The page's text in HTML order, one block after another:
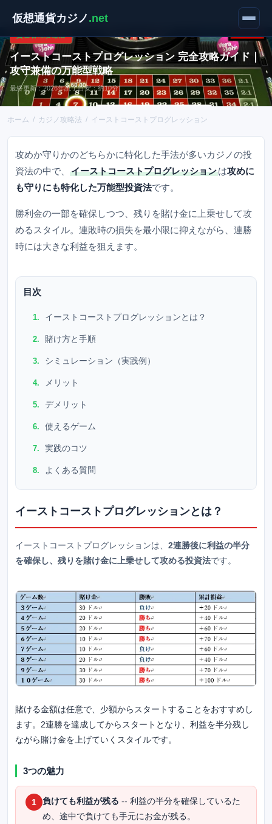
仮想通貨カジノ .net
資金管理攻略法
イーストコーストプログレッション 完全攻略ガイド｜
攻守兼備の万能型戦略
最終更新：2026年読了目安：約10分
ホーム / カジノ攻略法 / イーストコーストプログレッション
攻めか守りかのどちらかに特化した手法が多いカジノの投
資法の中で、
イーストコーストプログレッションは攻めに
も守りにも特化した万能型投資法です。
勝利金の一部を確保しつつ、残りを賭け金に上乗せして攻
めるスタイル。連敗時の損失を最小限に抑えながら、連勝
時には大きな利益を狙えます。
目次
イーストコーストプログレッションとは？
賭け方と手順
シミュレーション（実践例）
メリット
デメリット
使えるゲーム
実践のコツ
よくある質問
イーストコーストプログレッションとは？
イーストコーストプログレッションは、 2連勝後に利益の半分
を確保し、残りを賭け金に上乗せして攻める投資法です。
賭ける金額は任意で、少額からスタートすることをおすすめし
ます。2連勝を達成してからスタートとなり、利益を半分残し
ながら賭け金を上げていくスタイルです。
3つの魅力
1 負けても利益が残る -- 利益の半分を確保しているた
め、途中で負けても手元にお金が残る。